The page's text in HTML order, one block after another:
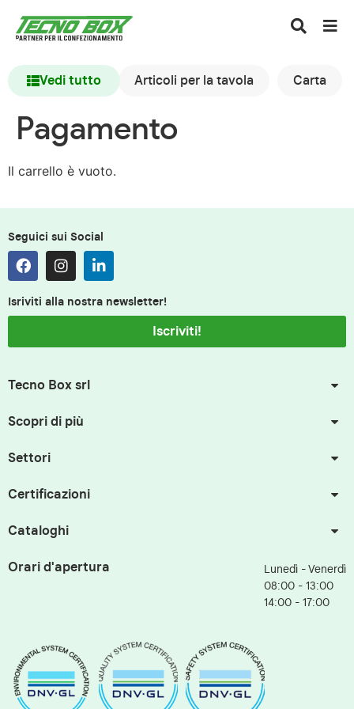
Vedi tutto Articoli per la tavola Carta
Pagamento
Il carrello è vuoto.
Seguici sui Social
Isriviti alla nostra newsletter!
Iscriviti!
Tecno Box srl
Scopri di più
Settori
Certificazioni
Cataloghi
Orari d'apertura
Lunedì - Venerdì
08:00 - 13:00
14:00 - 17:00